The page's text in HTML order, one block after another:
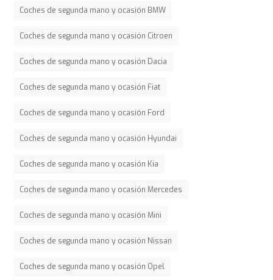
Coches de segunda mano y ocasión BMW
Coches de segunda mano y ocasión Citroen
Coches de segunda mano y ocasión Dacia
Coches de segunda mano y ocasión Fiat
Coches de segunda mano y ocasión Ford
Coches de segunda mano y ocasión Hyundai
Coches de segunda mano y ocasión Kia
Coches de segunda mano y ocasión Mercedes
Coches de segunda mano y ocasión Mini
Coches de segunda mano y ocasión Nissan
Coches de segunda mano y ocasión Opel